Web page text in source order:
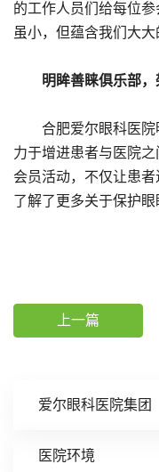
爱尔眼科医院集团
医院环境
的工作人员们给每位
虽小，但蕴含我们大大
明眸善睐俱乐部
合肥爱尔眼科医院
力于增进患者与医院
会员活动，不仅让患
了解了更多关于保护眼
上一篇